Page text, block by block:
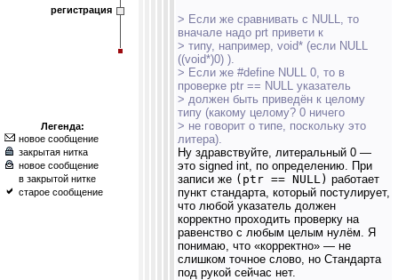
регистрация
Легенда:
новое сообщение
закрытая нитка
новое сообщение
в закрытой нитке
старое сообщение
> Если же сравнивать с NULL, то
вначале надо prt привети к
> типу, например, void* (если NULL
((void*)0) ).
> Если же #define NULL 0, то в
проверке ptr == NULL указатель
> должен быть приведён к целому
типу (какому целому? 0 ничего
> не говорит о типе, поскольку это
литера).
Ну здравствуйте, литеральный 0 —
это signed int, по определению. При
записи же (ptr == NULL) работает
пункт стандарта, который постулирует,
что любой указатель должен
корректно проходить проверку на
равенство с любым целым нулём. Я
понимаю, что «корректно» — не
слишком точное слово, но Стандарта
под рукой сейчас нет.